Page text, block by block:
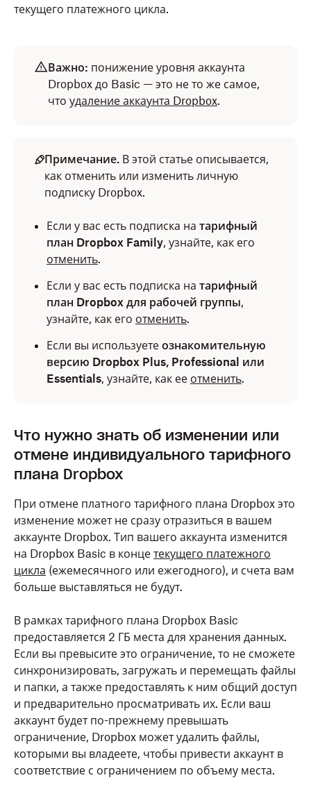
текущего платежного цикла.
Важно: понижение уровня аккаунта
Dropbox до Basic — это не то же самое,
что удаление аккаунта Dropbox.
Примечание. В этой статье описывается,
как отменить или изменить личную
подписку Dropbox.
Если у вас есть подписка на тарифный
план Dropbox Family, узнайте, как его
отменить.
Если у вас есть подписка на тарифный
план Dropbox для рабочей группы,
узнайте, как его отменить.
Если вы используете ознакомительную
версию Dropbox Plus, Professional или
Essentials, узнайте, как ее отменить.
Что нужно знать об изменении или
отмене индивидуального тарифного
плана Dropbox
При отмене платного тарифного плана Dropbox это
изменение может не сразу отразиться в вашем
аккаунте Dropbox. Тип вашего аккаунта изменится
на Dropbox Basic в конце текущего платежного
цикла (ежемесячного или ежегодного), и счета вам
больше выставляться не будут.
В рамках тарифного плана Dropbox Basic
предоставляется 2 ГБ места для хранения данных.
Если вы превысите это ограничение, то не сможете
синхронизировать, загружать и перемещать файлы
и папки, а также предоставлять к ним общий доступ
и предварительно просматривать их. Если ваш
аккаунт будет по-прежнему превышать
ограничение, Dropbox может удалить файлы,
которыми вы владеете, чтобы привести аккаунт в
соответствие с ограничением по объему места.